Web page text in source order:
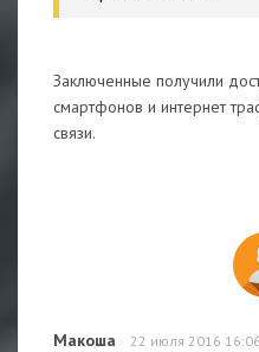
Заключенные получили
смартфонов и интернет
связи.
Макоша 22 июля 2016 16:06